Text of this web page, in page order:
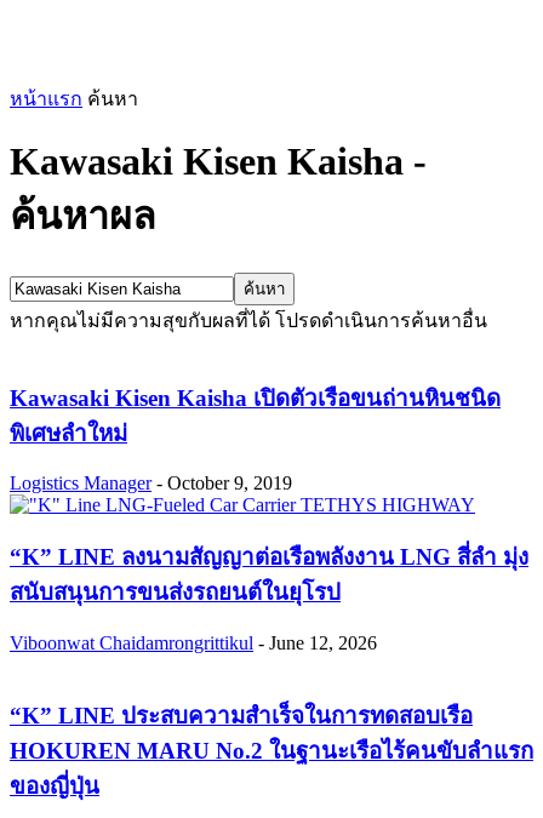
หน้าแรก ค้นหา
Kawasaki Kisen Kaisha -
ค้นหาผล
หากคุณไม่มีความสุขกับผลที่ได้ โปรดดำเนินการค้นหาอื่น
Kawasaki Kisen Kaisha เปิดตัวเรือขนถ่านหินชนิด
พิเศษลำใหม่
Logistics Manager - October 9, 2019
“K” LINE ลงนามสัญญาต่อเรือพลังงาน LNG สี่ลำ มุ่ง
สนับสนุนการขนส่งรถยนต์ในยุโรป
Viboonwat Chaidamrongrittikul - June 12, 2026
“K” LINE ประสบความสำเร็จในการทดสอบเรือ
HOKUREN MARU No.2 ในฐานะเรือไร้คนขับลำแรก
ของญี่ปุ่น